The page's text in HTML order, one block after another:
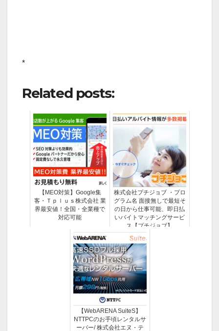
*
Related posts:
【MEO対策】Google集
客・Ｔｐｌｕｓ株式会社 業
界最安値！全国・全業種で
対応可能
株式会社プチジョブ ・プロ
グラム名 面接無しで最短そ
の日から仕事可能、即日払
いバイトマッチングサービ
ス【プチジョブ】
【WebARENA SuiteS】
NTTPCのお手頃レンタルサ
ーバー/ 株式会社エヌ・テ